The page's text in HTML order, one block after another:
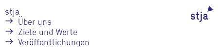
stja
Über uns
Ziele und Werte
Veröffentlichungen